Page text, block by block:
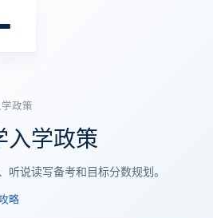
政策
入学政策
听说读写备考和目标分数规划。
略